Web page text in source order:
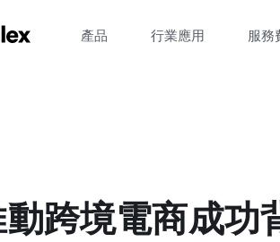
產品 行業應用 服務
跨境電商成功